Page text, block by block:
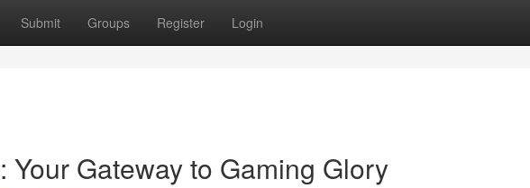
Submit Groups Register Login
Your Gateway to Gaming Glory